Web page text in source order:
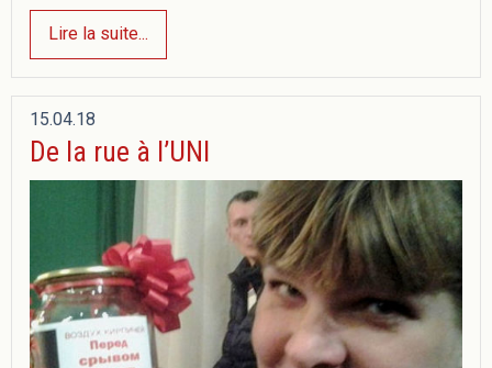
Lire la suite...
15.04.18
De la rue à l’UNI